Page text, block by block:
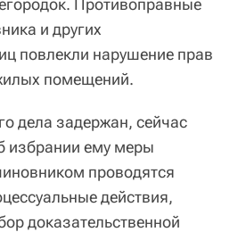
Противоправные
и других
повлекли нарушение прав
помещений.
дела задержан, сейчас
избрании ему меры
проводятся
действия,
доказательственной